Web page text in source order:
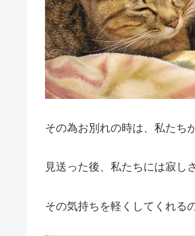
その為お別れの時は、私たち
見送った後、私たちには寂し
その気持ちを軽くしてくれる